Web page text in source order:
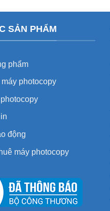
SẢN PHẨM
phẩm
photocopy
động
máy photocopy